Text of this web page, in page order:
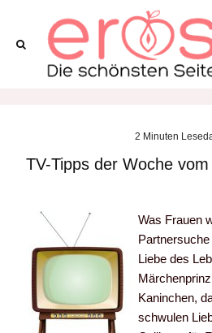
2 Minuten
TV-Tipps der Woche
Was Frauen
Liebe des
Kaninchen,
schwulen